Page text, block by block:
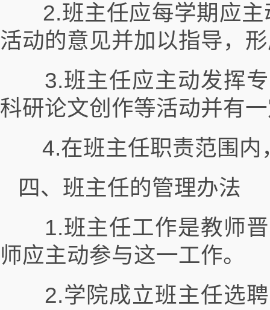
2.班主任应每学期应主
活动的意见并加以指导，
3.班主任应主动发挥专
科研论文创作等活动并有
4.在班主任职责范围内
四、班主任的管理办法
1.班主任工作是教师晋
师应主动参与这一工作。
2.学院成立班主任选聘